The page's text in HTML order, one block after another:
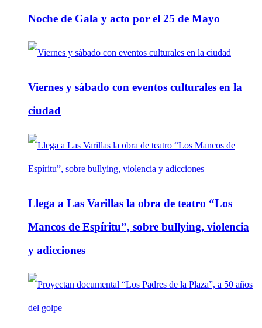
Noche de Gala y acto por el 25 de Mayo
Viernes y sábado con eventos culturales en la
ciudad
Llega a Las Varillas la obra de teatro “Los
Mancos de Espíritu”, sobre bullying, violencia
y adicciones